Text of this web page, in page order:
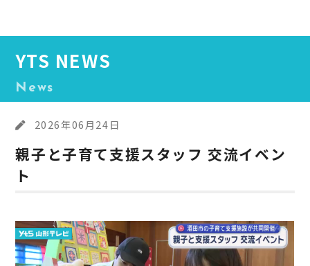
YTS NEWS
News
2026年06月24日
親子と子育て支援スタッフ 交流イベン
ト